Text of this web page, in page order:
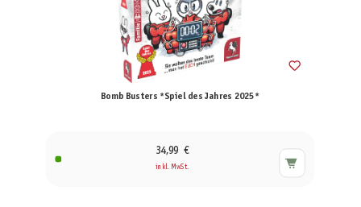
Bomb Busters *Spiel des Jahres 2025*
34,99 €
inkl. MwSt.